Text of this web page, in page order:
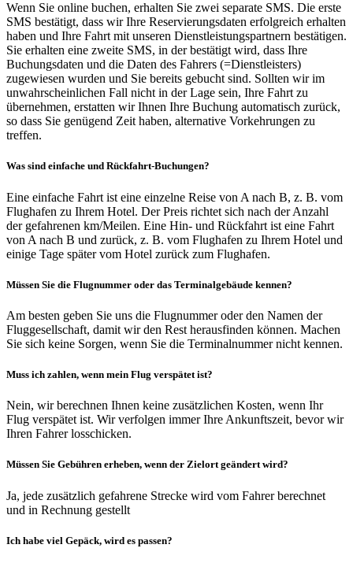
Wenn Sie online buchen, erhalten Sie zwei separate SMS. Die erste
SMS bestätigt, dass wir Ihre Reservierungsdaten erfolgreich erhalten
haben und Ihre Fahrt mit unseren Dienstleistungspartnern bestätigen.
Sie erhalten eine zweite SMS, in der bestätigt wird, dass Ihre
Buchungsdaten und die Daten des Fahrers (=Dienstleisters)
zugewiesen wurden und Sie bereits gebucht sind. Sollten wir im
unwahrscheinlichen Fall nicht in der Lage sein, Ihre Fahrt zu
übernehmen, erstatten wir Ihnen Ihre Buchung automatisch zurück,
so dass Sie genügend Zeit haben, alternative Vorkehrungen zu
treffen.
Was sind einfache und Rückfahrt-Buchungen?
Eine einfache Fahrt ist eine einzelne Reise von A nach B, z. B. vom
Flughafen zu Ihrem Hotel. Der Preis richtet sich nach der Anzahl
der gefahrenen km/Meilen. Eine Hin- und Rückfahrt ist eine Fahrt
von A nach B und zurück, z. B. vom Flughafen zu Ihrem Hotel und
einige Tage später vom Hotel zurück zum Flughafen.
Müssen Sie die Flugnummer oder das Terminalgebäude kennen?
Am besten geben Sie uns die Flugnummer oder den Namen der
Fluggesellschaft, damit wir den Rest herausfinden können. Machen
Sie sich keine Sorgen, wenn Sie die Terminalnummer nicht kennen.
Muss ich zahlen, wenn mein Flug verspätet ist?
Nein, wir berechnen Ihnen keine zusätzlichen Kosten, wenn Ihr
Flug verspätet ist. Wir verfolgen immer Ihre Ankunftszeit, bevor wir
Ihren Fahrer losschicken.
Müssen Sie Gebühren erheben, wenn der Zielort geändert wird?
Ja, jede zusätzlich gefahrene Strecke wird vom Fahrer berechnet
und in Rechnung gestellt
Ich habe viel Gepäck, wird es passen?